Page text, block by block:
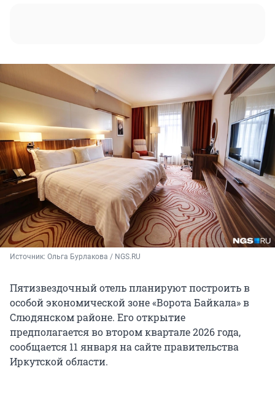
Источник: Ольга Бурлакова / NGS.RU
Пятизвездочный отель планируют построить в
особой экономической зоне «Ворота Байкала» в
Слюдянском районе. Его открытие
предполагается во втором квартале 2026 года,
сообщается 11 января на сайте правительства
Иркутской области.